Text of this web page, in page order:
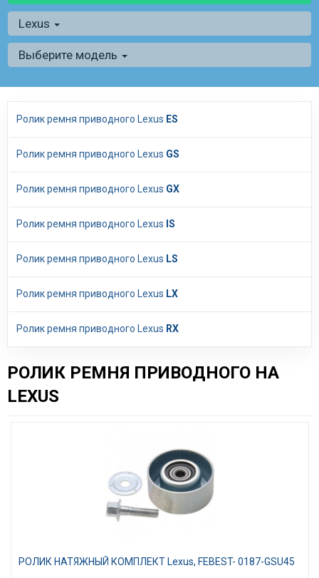
Lexus
Выберите модель
Ролик ремня приводного Lexus ES
Ролик ремня приводного Lexus GS
Ролик ремня приводного Lexus GX
Ролик ремня приводного Lexus IS
Ролик ремня приводного Lexus LS
Ролик ремня приводного Lexus LX
Ролик ремня приводного Lexus RX
РОЛИК РЕМНЯ ПРИВОДНОГО НА
LEXUS
РОЛИК НАТЯЖНЫЙ КОМПЛЕКТ Lexus, FEBEST- 0187-GSU45